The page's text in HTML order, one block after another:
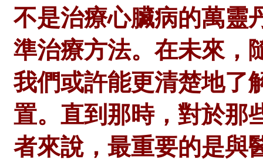
不是治療心臟病的萬靈
準治療方法。在未來，
我們或許能更清楚地了
置。直到那時，對於那
者來說，最重要的是與